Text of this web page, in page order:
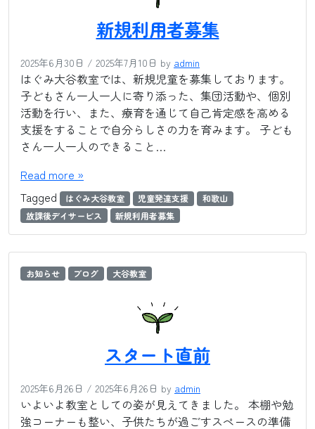
新規利用者募集
2025年6月30日 / 2025年7月10日 by admin
はぐみ大谷教室では、新規児童を募集しております。
子どもさん一人一人に寄り添った、集団活動や、個別
活動を行い、また、療育を通じて自己肯定感を高める
支援をすることで自分らしさの力を育みます。 子ども
さん一人一人のできること…
Read more »
Tagged
はぐみ大谷教室 児童発達支援
和歌山
放課後デイサービス
新規利用者募集
お知らせ ブログ 大谷教室
スタート直前
2025年6月26日 / 2025年6月26日 by admin
いよいよ教室としての姿が見えてきました。 本棚や勉
強コーナーも整い、子供たちが過ごすスペースの準備